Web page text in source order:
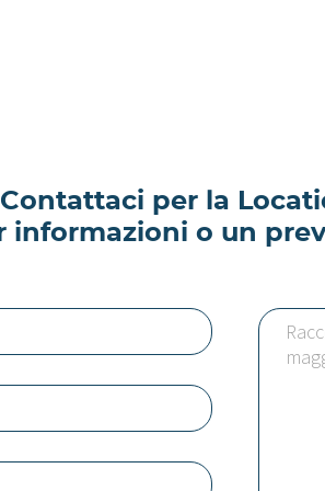
Contattaci per la
informazioni o un